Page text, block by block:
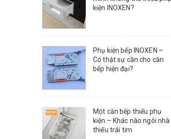
kiện INOXEN?
Phụ kiện bếp INOXEN –
Có thật sự cần cho căn
bếp hiện đại?
Một căn bếp thiếu phụ
kiện – Khác nào ngôi nhà
thiếu trái tim